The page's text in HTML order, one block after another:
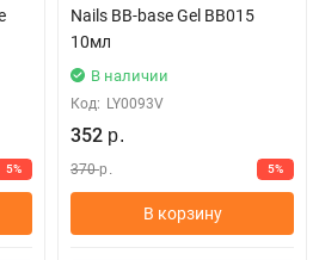
5%
Nails BB-base Gel BB015
10мл
В наличии
Код: LY0093V
352 р.
370р. 5%
В корзину